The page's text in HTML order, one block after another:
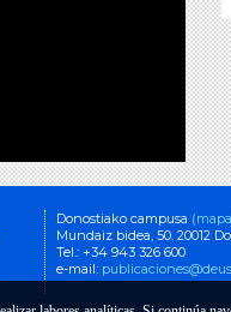
Donostiako campusa
Mundaiz bidea, 50. 20012
Tel.: +34 943 326 600
e-mail: